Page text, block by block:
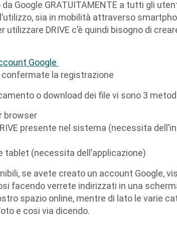
Google GRATUITAMENTE a tutti gli
sia in mobilità attraverso
DRIVE c’è quindi bisogno di
Google
la registrazione
o download dei file vi sono 3
browser
presente nel sistema (necessita
tablet (necessita dell’applicazione)
se avete creato un account Google,
facendo verrete indirizzati in una
spazio online, mentre di lato le varie
e cosi via dicendo.